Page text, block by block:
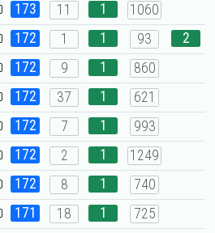
173 11 1
1060
172 1 1 93
2
172 9 1
860
172 37 1
621
172 7 1
993
172 2 1
1249
172 8 1
740
171 18 1
725